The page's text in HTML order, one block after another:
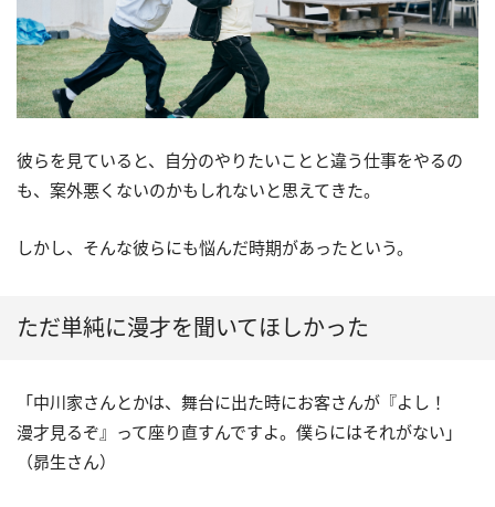
彼らを見ていると、自分のやりたいことと違う仕事をやるの
も、案外悪くないのかもしれないと思えてきた。
しかし、そんな彼らにも悩んだ時期があったという。
ただ単純に漫才を聞いてほしかった
「中川家さんとかは、舞台に出た時にお客さんが『よし！
漫才見るぞ』って座り直すんですよ。僕らにはそれがない」
（昴生さん）